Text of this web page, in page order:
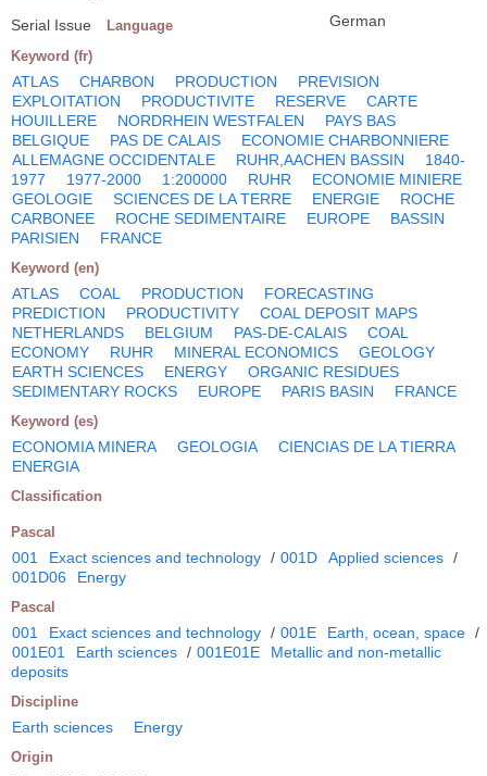
Serial Issue Language German
Keyword (fr)
ATLAS CHARBON PRODUCTION
PREVISION
EXPLOITATION
PRODUCTIVITE RESERVE
CARTE
HOUILLERE
NORDRHEIN WESTFALEN
PAYS BAS
BELGIQUE
PAS DE CALAIS
ECONOMIE CHARBONNIERE
ALLEMAGNE OCCIDENTALE
RUHR,AACHEN BASSIN
1840-
1977
1977-2000 1:200000 RUHR
ECONOMIE MINIERE
GEOLOGIE
SCIENCES DE LA TERRE ENERGIE
ROCHE
CARBONEE
ROCHE SEDIMENTAIRE EUROPE
BASSIN
PARISIEN
FRANCE
Keyword (en)
ATLAS COAL PRODUCTION
FORECASTING
PREDICTION
PRODUCTIVITY
COAL DEPOSIT MAPS
NETHERLANDS
BELGIUM PAS-DE-CALAIS
COAL
ECONOMY
RUHR MINERAL ECONOMICS
GEOLOGY
EARTH SCIENCES
ENERGY
ORGANIC RESIDUES
SEDIMENTARY ROCKS
EUROPE PARIS BASIN FRANCE
Keyword (es)
ECONOMIA MINERA GEOLOGIA
CIENCIAS DE LA TIERRA
ENERGIA
Classification
Pascal
001 Exact sciences and technology / 001D Applied sciences /
001D06
Energy
Pascal
001 Exact sciences and technology / 001E Earth, ocean, space /
001E01
Earth sciences / 001E01E
Metallic and non-metallic
deposits
Discipline
Earth sciences Energy
Origin